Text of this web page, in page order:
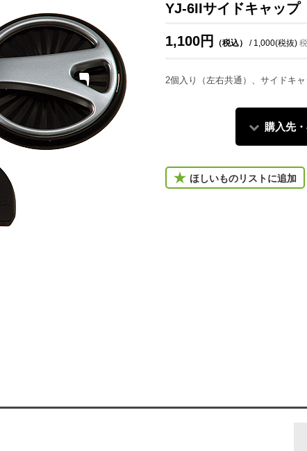
YJ-6IIサイドキャップ
1,100円 （税込） / 1,000(税抜)
2個入り（左右共通）、サイドキ
購入先
ほしいものリストに追加